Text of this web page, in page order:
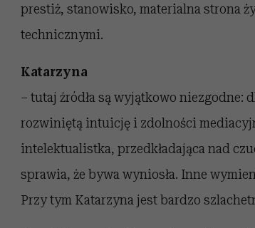
prestiż, stanowisko, materialna strona
technicznymi.
Katarzyna
– tutaj źródła są wyjątkowo niezgodne:
rozwiniętą intuicję i zdolności
intelektualistka, przedkładająca nad
sprawia, że bywa wyniosła. Inne
Przy tym Katarzyna jest bardzo